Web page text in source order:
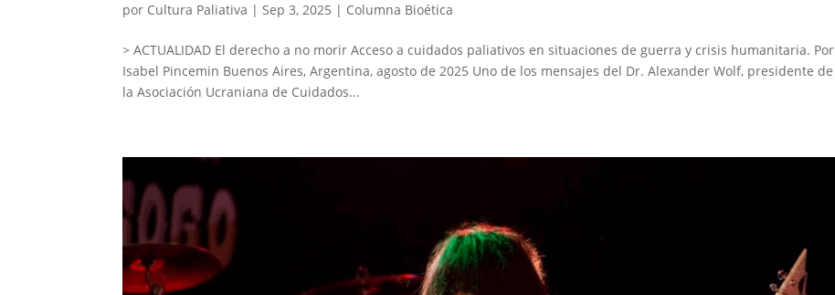
por Cultura Paliativa |Sep 3, 2025 | Columna Bioética
> ACTUALIDAD El derecho a no morir Acceso a cuidados paliativos en situaciones de guerra y crisis humanitaria. Por
Isabel Pincemin Buenos Aires, Argentina, agosto de 2025 Uno de los mensajes del Dr. Alexander Wolf, presidente de
la Asociación Ucraniana de Cuidados...